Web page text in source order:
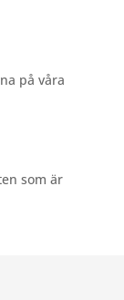
på våra
som är